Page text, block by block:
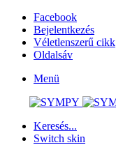
Facebook
Bejelentkezés
Véletlenszerű cikk
Oldalsáv
Menü
Keresés...
Switch skin